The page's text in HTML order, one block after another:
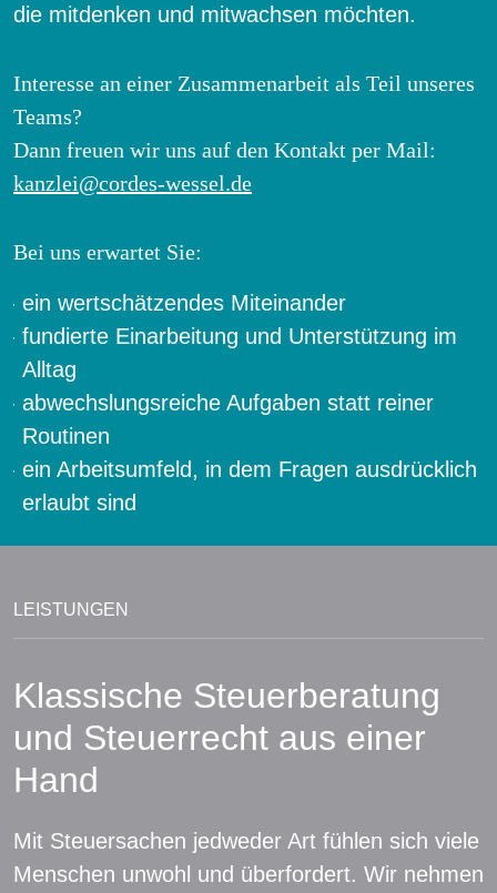
die mitdenken und mitwachsen möchten.
Interesse an einer Zusammenarbeit als Teil unseres
Teams?
Dann freuen wir uns auf den Kontakt per Mail:
kanzlei@cordes-wessel.de
Bei uns erwartet Sie:
ein wertschätzendes Miteinander
fundierte Einarbeitung und Unterstützung im
Alltag
abwechslungsreiche Aufgaben statt reiner
Routinen
ein Arbeitsumfeld, in dem Fragen ausdrücklich
erlaubt sind
LEISTUNGEN
Klassische Steuerberatung
und Steuerrecht aus einer
Hand
Mit Steuersachen jedweder Art fühlen sich viele
Menschen unwohl und überfordert. Wir nehmen